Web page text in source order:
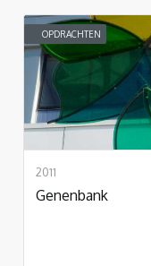
OPDRACHTEN
2011
Genenbank